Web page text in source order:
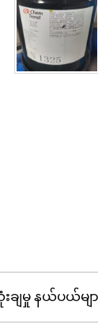
ချမှု နယ်ပယ်မျာ